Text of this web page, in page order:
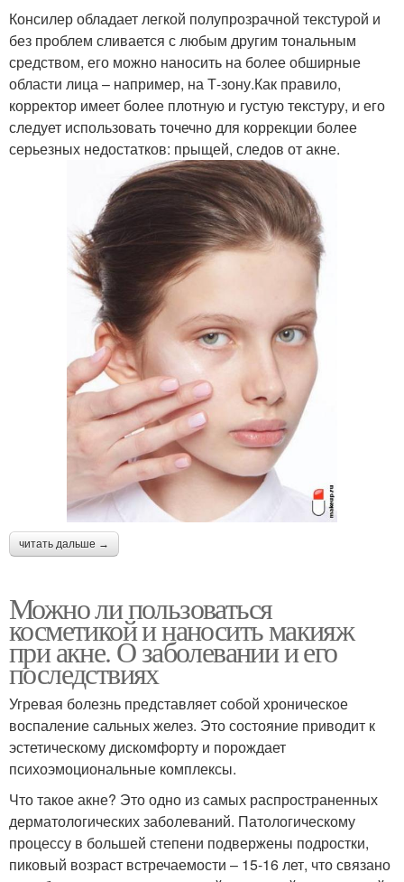
Консилер обладает легкой полупрозрачной текстурой и
без проблем сливается с любым другим тональным
средством, его можно наносить на более обширные
области лица – например, на Т-зону.Как правило,
корректор имеет более плотную и густую текстуру, и его
следует использовать точечно для коррекции более
серьезных недостатков: прыщей, следов от акне.
читать дальше →
Можно ли пользоваться
косметикой и наносить макияж
при акне. О заболевании и его
последствиях
Угревая болезнь представляет собой хроническое
воспаление сальных желез. Это состояние приводит к
эстетическому дискомфорту и порождает
психоэмоциональные комплексы.
Что такое акне? Это одно из самых распространенных
дерматологических заболеваний. Патологическому
процессу в большей степени подвержены подростки,
пиковый возраст встречаемости – 15-16 лет, что связано